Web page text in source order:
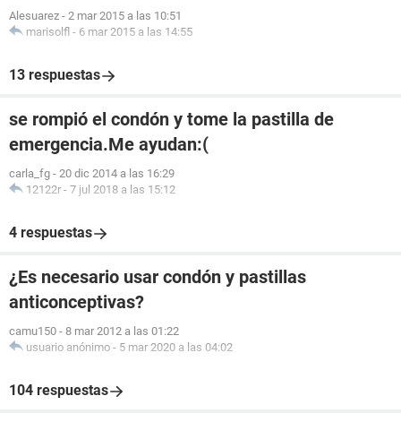
Alesuarez - 2 mar 2015 a las 10:51
marisolfl - 6 mar 2015 a las 14:55
13 respuestas
se rompió el condón y tome la pastilla de
emergencia.Me ayudan:(
carla_fg - 20 dic 2014 a las 16:29
12122r - 7 jul 2018 a las 15:12
4 respuestas
¿Es necesario usar condón y pastillas
anticonceptivas?
camu150 - 8 mar 2012 a las 01:22
usuario anónimo - 5 mar 2020 a las 04:02
104 respuestas